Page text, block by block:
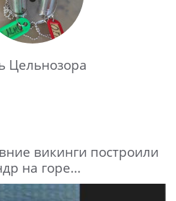
Цельнозора
викинги построили
на горе...